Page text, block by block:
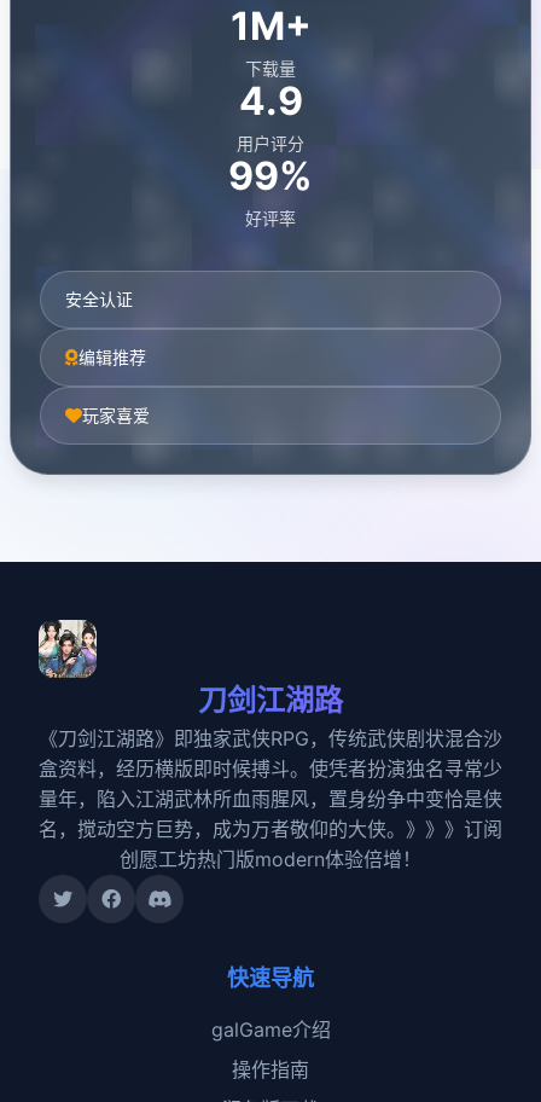
1M+
下载量
4.9
用户评分
99%
好评率
安全认证
编辑推荐
玩家喜爱
刀剑江湖路
《刀剑江湖路》即独家武侠RPG，传统武侠剧状混合沙
盒资料，经历横版即时候搏斗。使凭者扮演独名寻常少
量年，陷入江湖武林所血雨腥风，置身纷争中变恰是侠
名，搅动空方巨势，成为万者敬仰的大侠。》》》订阅
创愿工坊热门版modern体验倍增！
快速导航
galGame介绍
操作指南